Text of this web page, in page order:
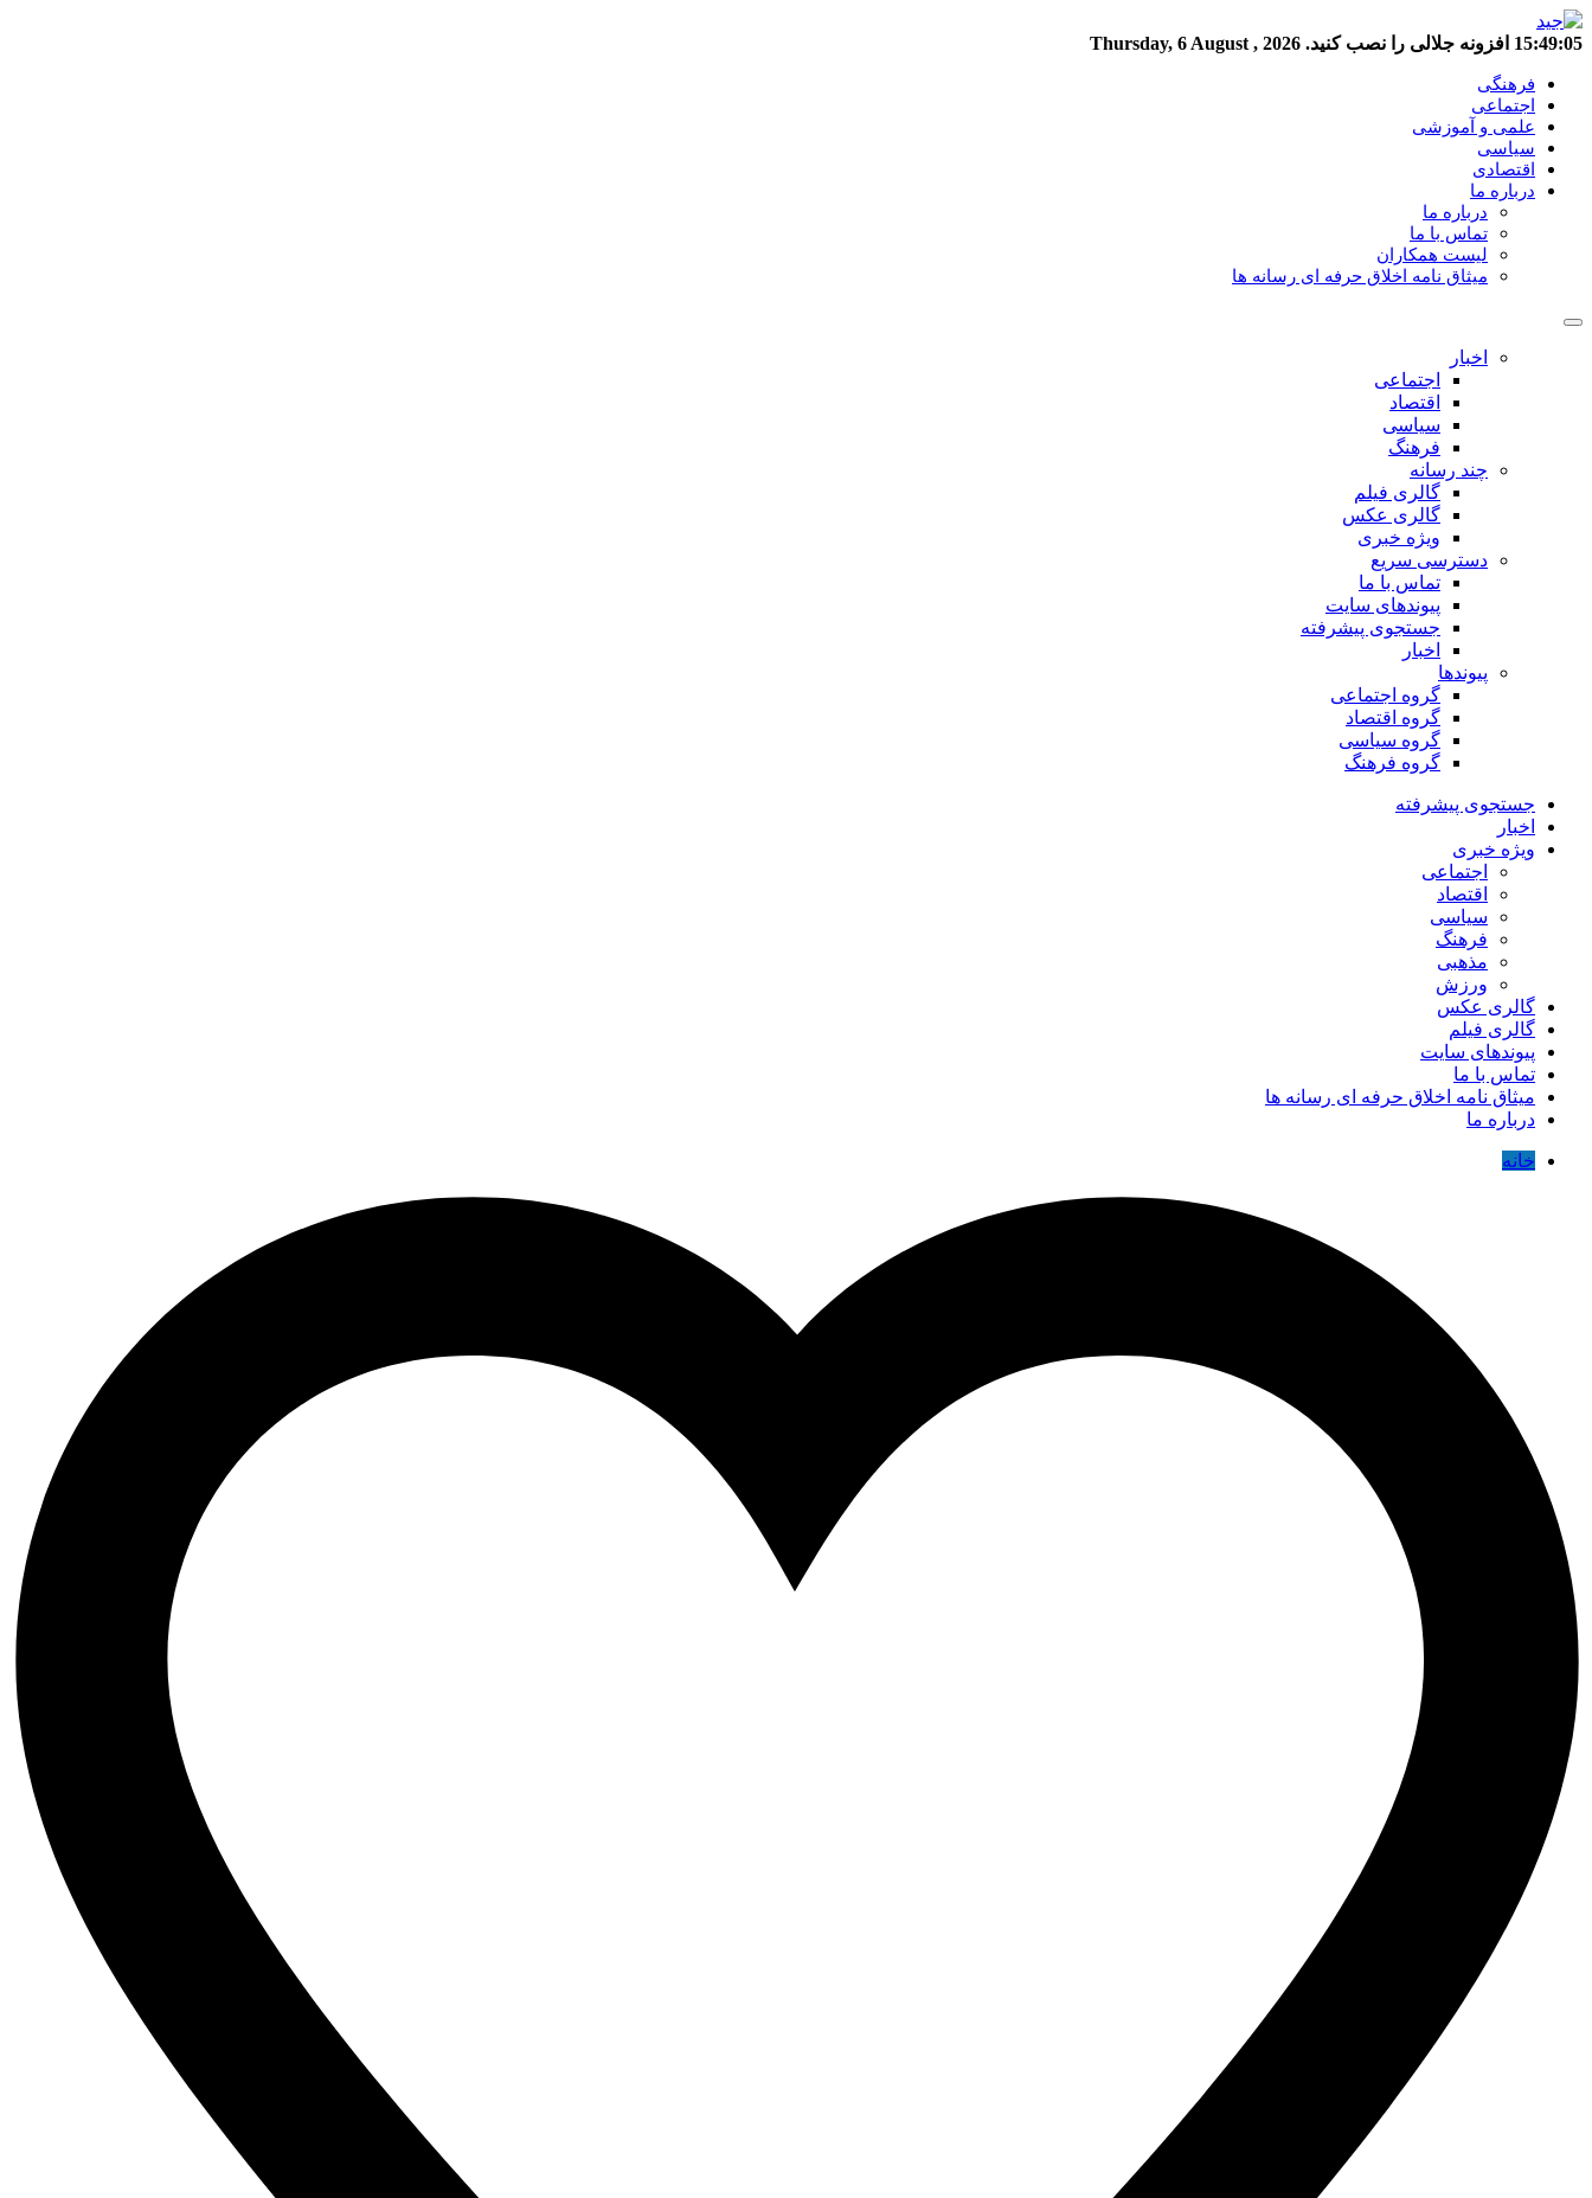
15:49:06 افزونه جلالی را نصب کنید. Thursday, 6 August , 2026
فرهنگی
اجتماعی
علمی و آموزشی
سیاسی
اقتصادی
درباره ما
درباره ما
تماس با ما
لیست همکاران
میثاق نامه اخلاق حرفه ای رسانه ها
اخبار
اجتماعی
اقتصاد
سیاسی
فرهنگ
چند رسانه
گالری فیلم
گالری عکس
ویژه خبری
دسترسی سریع
تماس با ما
پیوندهای سایت
جستجوی پیشرفته
اخبار
پیوندها
گروه اجتماعی
گروه اقتصاد
گروه سیاسی
گروه فرهنگ
جستجوی پیشرفته
اخبار
ویژه خبری
اجتماعی
اقتصاد
سیاسی
فرهنگ
مذهبی
ورزش
گالری عکس
گالری فیلم
پیوندهای سایت
تماس با ما
میثاق نامه اخلاق حرفه ای رسانه ها
درباره ما
خانه